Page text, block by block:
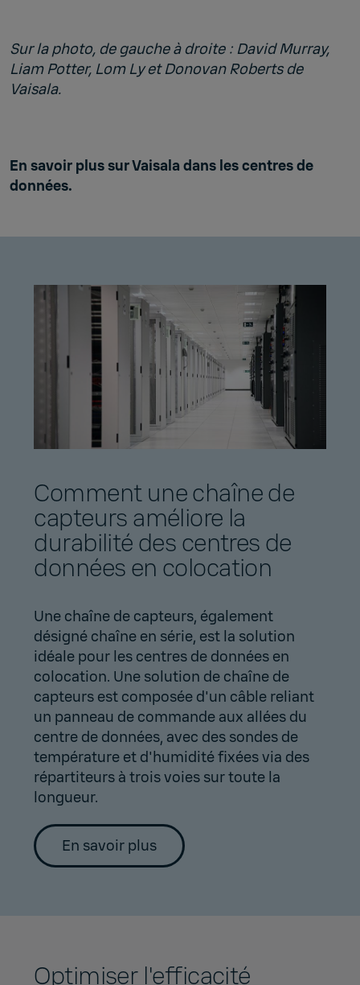
Sur la photo, de gauche à droite : David Murray,
Liam Potter, Lom Ly et Donovan Roberts de
Vaisala.
En savoir plus sur Vaisala dans les centres de
données.
Comment une chaîne de
capteurs améliore la
durabilité des centres de
données en colocation
Une chaîne de capteurs, également
désigné chaîne en série, est la solution
idéale pour les centres de données en
colocation. Une solution de chaîne de
capteurs est composée d'un câble reliant
un panneau de commande aux allées du
centre de données, avec des sondes de
température et d'humidité fixées via des
répartiteurs à trois voies sur toute la
longueur.
En savoir plus
Optimiser l'efficacité